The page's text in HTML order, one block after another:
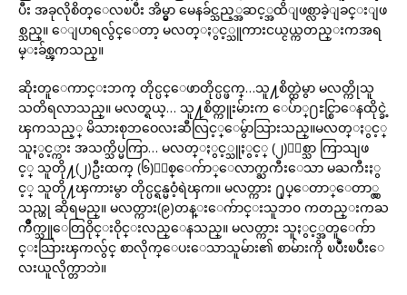
ပီး အခုလိုစိတ္ေလၿပီး အိမ္မွာ မေနခ်င္သည့္အဆင့္အထိျဖစ္လာခဲ့ျခင္းျဖ
စ္သည္။ ေျပာရလွ်င္ေတာ့ မလတ္ႏွင့္သူကားငယ္ငယ္ကတည္းကအရ
မ္းခ်စ္ၾကသည္။
ဆိုးတူေကာင္းဘက္ တိုင္ပင္ေဖာတိုင္ပင္ဖက္…သူ႔စိတ္ထဲမွာ မလတ္ကိုသူ
သတိရလာသည္။ မလတ္ရယ္… သူ႔စိတ္ကူးမ်ားက ေပ်ာ္႐ႊင္စြာေနထိုင္ခဲ့
ၾကသည့္ မိသားစုဘဝေလးဆီလြင့္ေမွ်ာသြားသည္။မလတ္ႏွင့္
သူႏွင့္ကား အသက္သိပ္မကြာ… မလတ္ႏွင့္သူႏွင့္ (၂)ႏွစ္သာ ကြာသျဖ
င့္ သူတို႔(၂)ဦးထက္ (၆)ႏွစ္ေက်ာ္ေလာက္ႀကီးေသာ မႀကီးႏွ
င့္ သူတို႔ၾကားမွာ တိုင္ပင္ရန္မဝံ့ရဲၾက။ မလတ္ကား ႐ုပ္ေတာ္ေတာ္လွ
သည္ဟု ဆိုရမည္။ မလတ္ကား(၉)တန္းေက်ာင္းသူဘ၀ ကတည္းကႀ
ကိဳက္သူေတြဝိုင္းဝိုင္းလည္ေနသည္။ မလတ္ကား သူႏွင့္အတူေက်ာ
င္းသြားၾကလွ်င္ စာလိုက္ေပးေသာသူမ်ား၏ စာမ်ားကို ၿပဳံးၿပဳံးေ
လးယူလိုက္တာဘဲ။